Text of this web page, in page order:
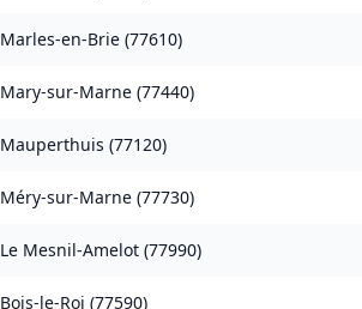
Marles-en-Brie (77610)
Mary-sur-Marne (77440)
Mauperthuis (77120)
Méry-sur-Marne (77730)
Le Mesnil-Amelot (77990)
Bois-le-Roi (77590)